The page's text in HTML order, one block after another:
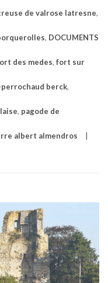
de valrose latresne,
, DOCUMENTS
des medes, fort sur
berck,
, pagode de
albert almendros